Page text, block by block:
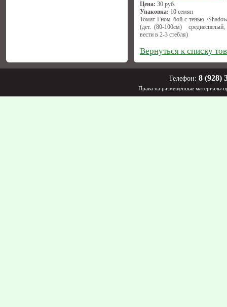
Цена: 30 руб.
Упаковка: 10 семян
Томат Гном бой с тенью /
(дет. (80-100см)
вести в 2-3 стебля)
Вернуться к списку
Телефон: 8 (928)
Права на размещённые материалы